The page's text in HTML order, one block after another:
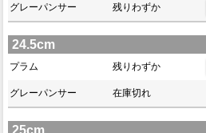
グレーパンサー 残りわずか
24.5cm
プラム 残りわずか
グレーパンサー 在庫切れ
25cm